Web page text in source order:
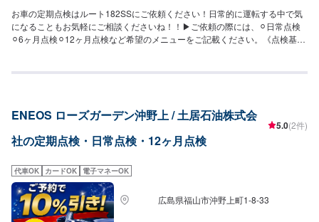
お車の定期点検はルート182SSにご依頼ください！日常的に運転する中で気
になることもお気軽にご相談くださいね！！▶︎ご依頼の際には、⚪︎日常点検
⚪︎6ヶ月点検⚪︎12ヶ月点検など希望のメニューをご記載ください。《点検基本
を記載いただけますと幸いです。※不具合箇所の部品代・整備費用は含まない
ENEOS ローズガーデン沖野上 / 土居石油株式会
社の定期点検・日常点検・12ヶ月点検
5.0(2件)
代車OK カードOK 電子マネーOK
広島県福山市沖野上町1-8-33